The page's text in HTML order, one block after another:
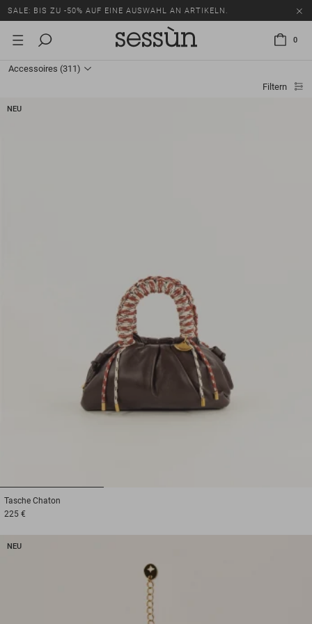
SALE: BIS ZU -50% AUF EINE AUSWAHL AN ARTIKELN.
0
Accessoires (311)
Filtern
NEU
Tasche Chaton
225 €
NEU